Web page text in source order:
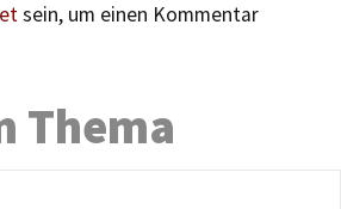
sein, um einen Kommentar
Thema